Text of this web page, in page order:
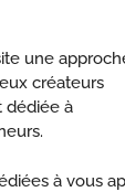
une
créateurs
dédiée à
à vous